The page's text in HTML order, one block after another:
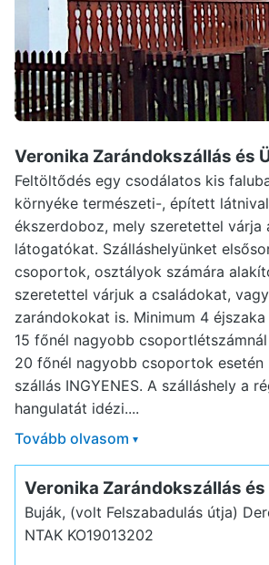
Veronika Zarándokszállás és
Feltöltődés egy csodálatos kis
környéke természeti-, épített
ékszerdoboz, mely szeretettel várja
látogatókat. Szálláshelyünket
csoportok, osztályok számára
szeretettel várjuk a családokat,
zarándokokat is. Minimum 4
15 főnél nagyobb
20 főnél nagyobb csoportok esetén
szállás INGYENES. A szálláshely a
hangulatát idézi....
Tovább olvasom ▾
Veronika Zarándokszállás
Buják, (volt Felszabadulás útja)
NTAK KO19013202